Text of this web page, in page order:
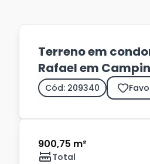
Terreno em
Rafael em
Cód: 209340
900,75 m²
Total